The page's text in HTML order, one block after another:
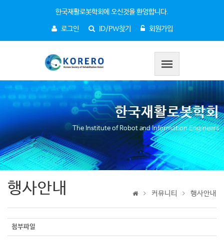
한국재활로봇학회에 오신것을 환영합니다.
로그인 ID/PW찾기 회원가입
한국재활로봇학회
The Institute of Robot and Information Engineers
행사안내 커뮤니티 행사안내
첨부파일